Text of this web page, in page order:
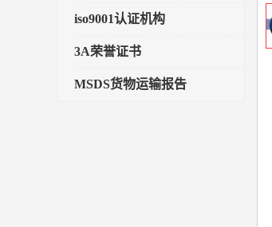
iso9001认证机构
3A荣誉证书
MSDS货物运输报告